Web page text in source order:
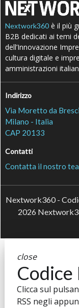
Nextwork360 è il più
B2B dedicati ai temi
dell’Innovazione
cultura digitale e
amministrazioni
Indirizzo
Via Moretto da
Milano - Italia
CAP 20133
Contatti
Contatta il nostro
Nextwork360 -
2026
close
Codice
Clicca sul
RSS negli